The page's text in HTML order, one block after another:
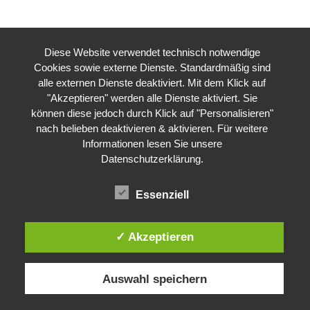
Impressum Datenschutzerklärung
Diese Website verwendet technisch notwendige
Cookies sowie externe Dienste. Standardmäßig sind
alle externen Dienste deaktiviert. Mit dem Klick auf
"Akzeptieren" werden alle Dienste aktiviert. Sie
können diese jedoch durch Klick auf "Personalisieren"
nach belieben deaktivieren & aktivieren. Für weitere
Informationen lesen Sie unsere
Datenschutzerklärung.
Essenziell
✓ Akzeptieren
Auswahl speichern